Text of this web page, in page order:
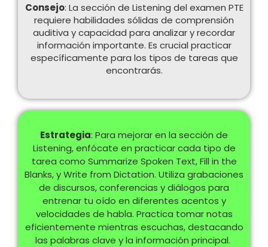
Consejo: La sección de Listening del examen PTE
requiere habilidades sólidas de comprensión
auditiva y capacidad para analizar y recordar
información importante. Es crucial practicar
específicamente para los tipos de tareas que
encontrarás.
Estrategia: Para mejorar en la sección de
Listening, enfócate en practicar cada tipo de
tarea como Summarize Spoken Text, Fill in the
Blanks, y Write from Dictation. Utiliza grabaciones
de discursos, conferencias y diálogos para
entrenar tu oído en diferentes acentos y
velocidades de habla. Practica tomar notas
eficientemente mientras escuchas, destacando
las palabras clave y la información principal.